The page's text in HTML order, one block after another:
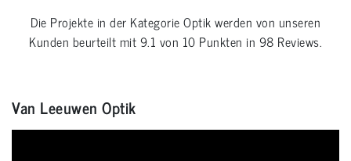
Die Projekte in der KategorieOptikwerden von unseren
Kunden beurteilt mit9.1 von 10 Punkten in 98 Reviews.
Van Leeuwen Optik